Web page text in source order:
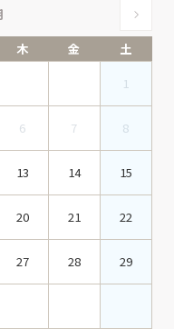
木 金
土
1
6 7 8
13 14 15
20 21 22
27 28 29